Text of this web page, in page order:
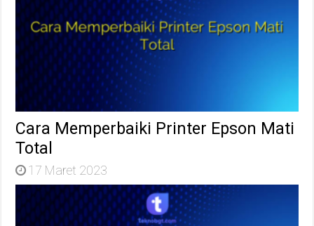
Cara Memperbaiki Printer Epson Mati
Total
17 Maret 2023